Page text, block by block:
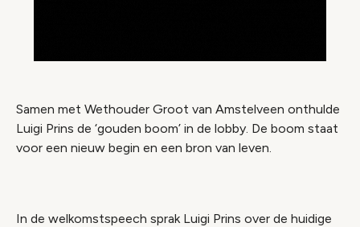
Samen met Wethouder Groot van Amstelveen onthulde
Luigi Prins de ‘gouden boom’ in de lobby. De boom staat
voor een nieuw begin en een bron van leven.
In de welkomstspeech sprak Luigi Prins over de huidige